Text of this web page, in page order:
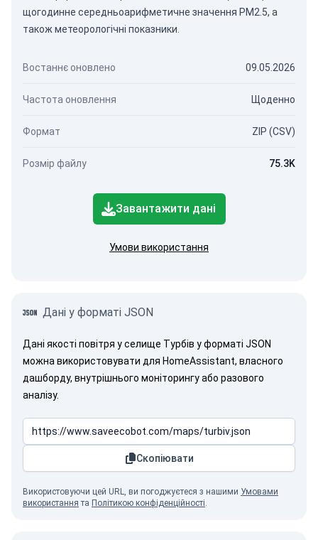
щогодинне середньоарифметичне значення PM2.5, а
також метеорологічні показники.
Востаннє оновлено 09.05.2026
Частота оновлення Щоденно
Формат ZIP (CSV)
Розмір файлу 75.3K
Завантажити дані
Умови використання
Дані у форматі JSON
Дані якості повітря у селище Турбів у форматі JSON
можна використовувати для HomeAssistant, власного
дашборду, внутрішнього моніторингу або разового
аналізу.
Скопіювати
Використовуючи цей URL, ви погоджуєтеся з нашими Умовами
використання та Політикою конфіденційності.